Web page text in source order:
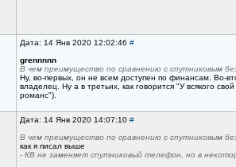
Дата: 14 Янв 2020 12:02:46 #
grennnnn
В чем преимущество по сравнению с спутниковым
Ну, во-первых, он не всем доступен по финансам. Во-
владелец. Ну а в третьих, как говорится "У всякого
романс").
Дата: 14 Янв 2020 14:07:10 #
В чем преимущество по сравнению с спутниковым
как я писал выше
- КВ не заменяет спутниковый телефон, но в